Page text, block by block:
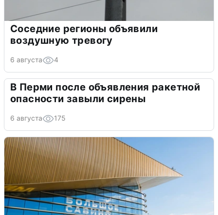
Соседние регионы объявили
воздушную тревогу
6 августа 4
В Перми после объявления ракетной
опасности завыли сирены
6 августа 175